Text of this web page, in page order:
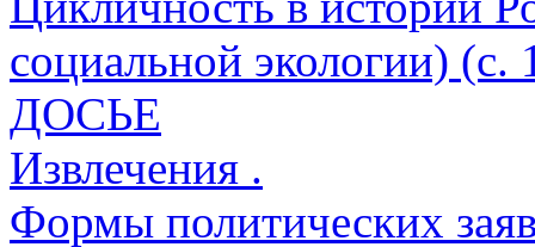
социальной экологии) (с.
ДОСЬЕ
Извлечения .
Формы политических